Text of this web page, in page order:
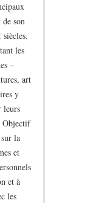
son
les
–
art
y
leurs
Objectif
la
et
et à
les